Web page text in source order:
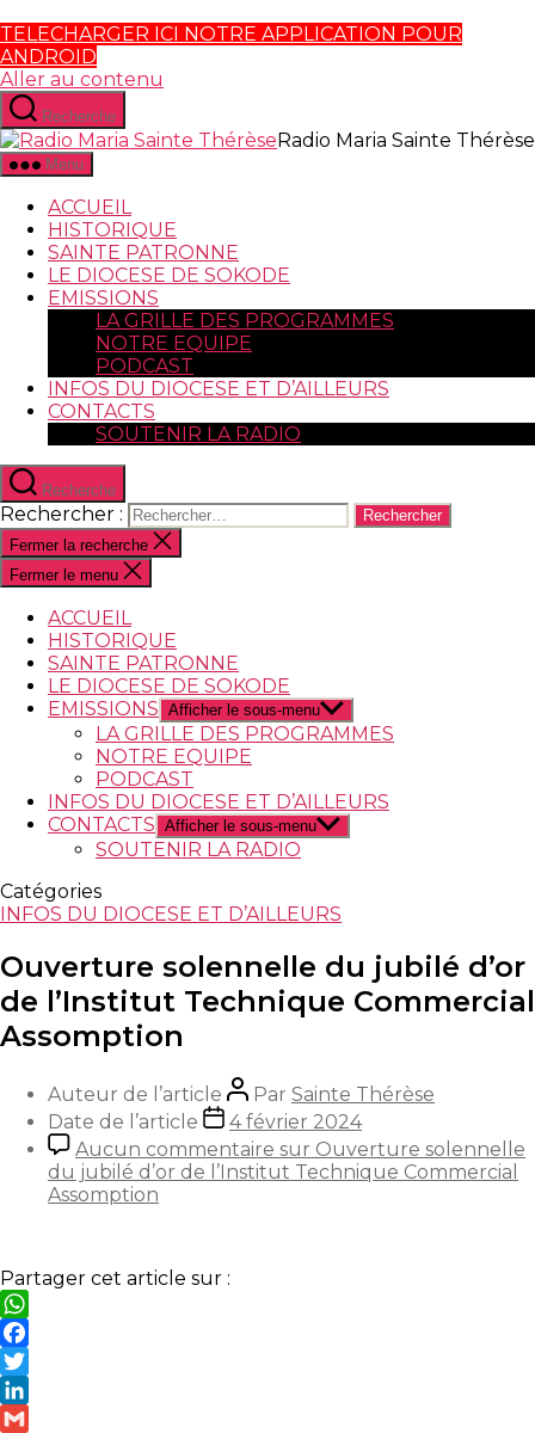
TELECHARGER ICI NOTRE APPLICATION POUR
ANDROID
Aller au contenu
Recherche
Radio Maria Sainte Thérèse
Menu
ACCUEIL
HISTORIQUE
SAINTE PATRONNE
LE DIOCESE DE SOKODE
EMISSIONS
LA GRILLE DES PROGRAMMES
NOTRE EQUIPE
PODCAST
INFOS DU DIOCESE ET D’AILLEURS
CONTACTS
SOUTENIR LA RADIO
Recherche
Rechercher :
Fermer la recherche
Fermer le menu
ACCUEIL
HISTORIQUE
SAINTE PATRONNE
LE DIOCESE DE SOKODE
EMISSIONS Afficher le sous-menu
LA GRILLE DES PROGRAMMES
NOTRE EQUIPE
PODCAST
INFOS DU DIOCESE ET D’AILLEURS
CONTACTS Afficher le sous-menu
SOUTENIR LA RADIO
Catégories
INFOS DU DIOCESE ET D’AILLEURS
Ouverture solennelle du jubilé d’or
de l’Institut Technique Commercial
Assomption
Auteur de l’article Par Sainte Thérèse
Date de l’article
4 février 2024
Aucun commentaire sur Ouverture solennelle
du jubilé d’or de l’Institut Technique Commercial
Assomption
Partager cet article sur :
WhatsApp
Facebook
Twitter
LinkedIn